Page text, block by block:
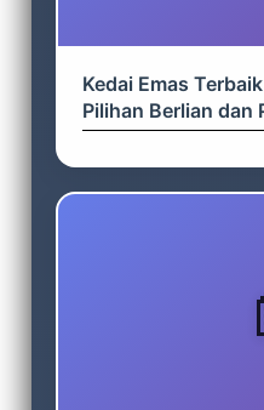
Kedai Emas
Pilihan Berlian dan